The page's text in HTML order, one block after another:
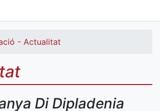
- Actualitat
Di Dipladenia